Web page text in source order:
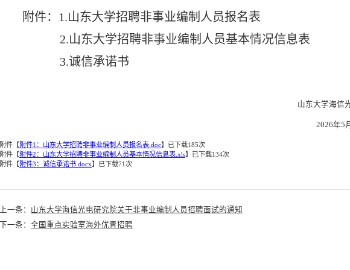
附件：1.山东大学招聘非事业编制人员报名表
2.山东大学招聘非事业编制人员基本情况信息表
3.诚信承诺书
山东大学海信
2026年5
附件【附件1：山东大学招聘非事业编制人员报名表.doc】已下载185次
附件【附件2：山东大学招聘非事业编制人员基本情况信息表.xls】已下载134次
附件【附件3：诚信承诺书.docx】已下载71次
上一条： 山东大学海信光电研究院关于非事业编制人员招聘面试的通知
下一条： 全国重点实验室海外优青招聘